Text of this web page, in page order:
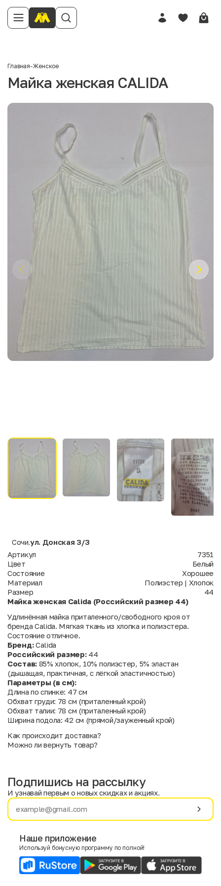
Главная-Женское
Майка женская CALIDA
Сочи ул. Донская 3/3
Артикул
7351
Цвет
Белый
Состояние
Хорошее
Материал
Полиэстер | Хлопок
Размер
44
Майка женская Calida (Российский размер 44)
Удлинённая майка приталенного/свободного кроя от
бренда Calida. Мягкая ткань из хлопка и полиэстера.
Состояние отличное.
Бренд:Calida
Российский размер:44
Состав:85% хлопок, 10% полиэстер, 5% эластан
(дышащая, практичная, с лёгкой эластичностью)
Параметры (в см):
Длина по спинке: 47 см
Обхват груди: 78 см (приталенный крой)
Обхват талии: 78 см (приталенный крой)
Ширина подола: 42 см (прямой/зауженный крой)
Как происходит доставка?
Можно ли вернуть товар?
Имя
E-mail
Подпишись на рассылку
И узнавай первым о новых скидках и акциях.
Наше приложение
Используй бонусную программу по полной!